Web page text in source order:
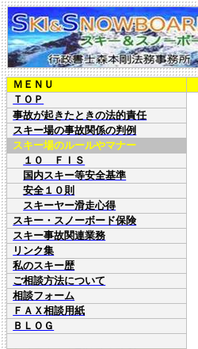
ＭＥＮＵ
ＴＯＰ
事故が起きたときの法的責任
スキー場の事故関係の判例
スキー場のルールやマナー
１０ ＦＩＳ
国内スキー等安全基準
安全１０則
スキーヤー滑走心得
スキー・スノーボード保険
スキー事故関連業務
リンク集
私のスキー歴
ご相談方法について
相談フォーム
ＦＡＸ相談用紙
ＢＬＯＧ